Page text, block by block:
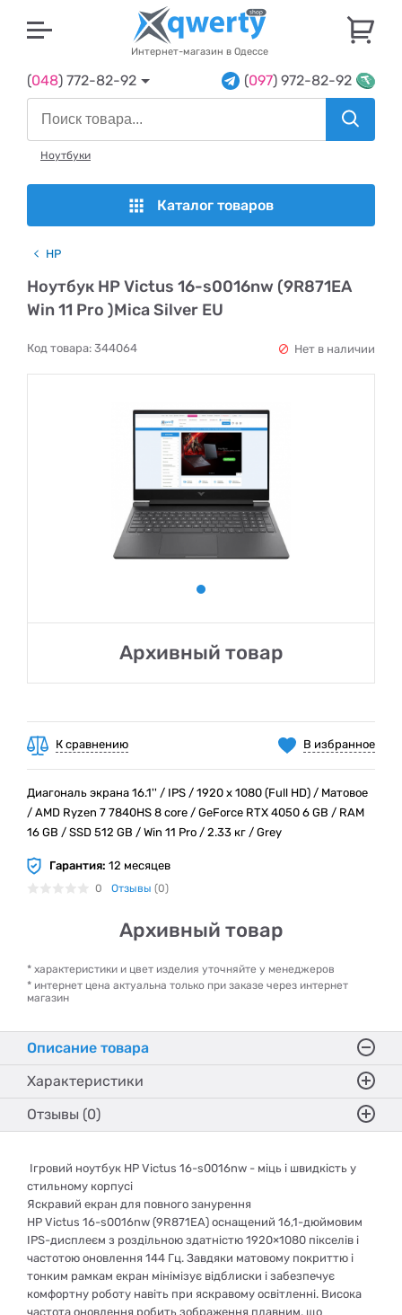
Интернет-магазин в Одессе
(048) 772-82-92 (097) 972-82-92
Ноутбуки
Каталог товаров
HP
Ноутбук HP Victus 16-s0016nw (9R871EA
Win 11 Pro )Mica Silver EU
Код товара: 344064 Нет в наличии
Архивный товар
В избранное
К сравнению
Диагональ экрана 16.1'' / IPS / 1920 х 1080 (Full HD) / Матовое
/ AMD Ryzen 7 7840HS 8 core / GeForce RTX 4050 6 GB / RAM
16 GB / SSD 512 GB / Win 11 Pro / 2.33 кг / Grey
Гарантия: 12 месяцев
0 Отзывы (0)
Архивный товар
* характеристики и цвет изделия уточняйте у менеджеров
* интернет цена актуальна только при заказе через интернет
магазин
Описание товара
Характеристики
Отзывы (0)
Ігровий ноутбук HP Victus 16-s0016nw - міць і швидкість у
стильному корпусі
Яскравий екран для повного занурення
HP Victus 16-s0016nw (9R871EA) оснащений 16,1-дюймовим
IPS-дисплеєм з роздільною здатністю 1920×1080 пікселів і
частотою оновлення 144 Гц. Завдяки матовому покриттю і
тонким рамкам екран мінімізує відблиски і забезпечує
комфортну роботу навіть при яскравому освітленні. Висока
частота оновлення робить зображення плавним, що